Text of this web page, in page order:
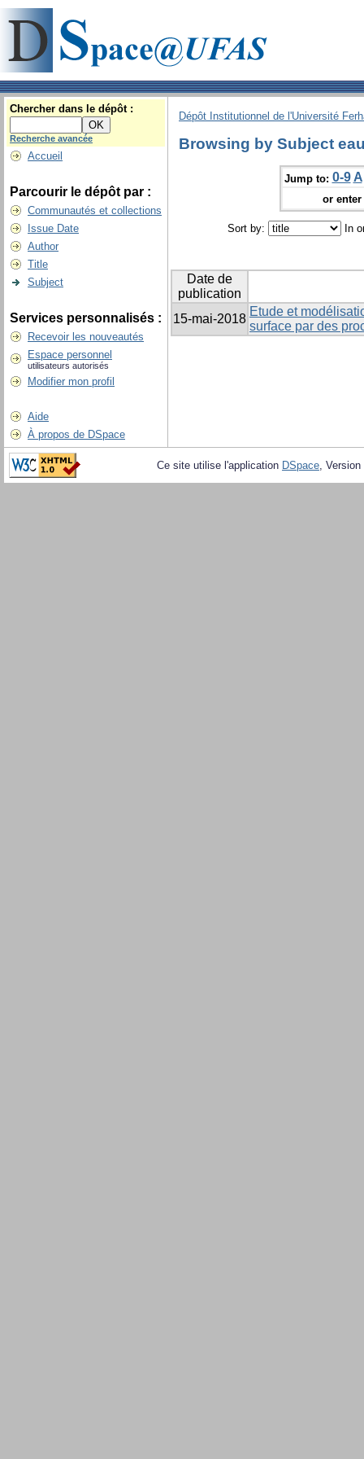
Chercher dans le dépôt :
Recherche avancée
Accueil
Parcourir le dépôt par :
Communautés et collections
Issue Date
Author
Title
Subject
Services personnalisés :
Recevoir les nouveautés
Espace personnel
utilisateurs autorisés
Modifier mon profil
Aide
À propos de DSpace
Dépôt Institutionnel de l'Université
Browsing by Subject
Jump to: 0-9 A
or
Sort by: In
Date de
publication
15-mai-2018
Etude et
surface par des
Ce site utilise l'application DSpace,